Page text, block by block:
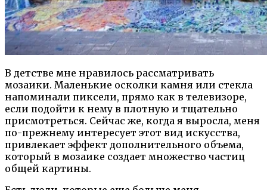
В детстве мне нравилось рассматривать
мозаики. Маленькие осколки камня или стекла
напоминали пиксели, прямо как в телевизоре,
если подойти к нему в плотную и тщательно
присмотреться. Сейчас же, когда я выросла, меня
по-прежнему интересует этот вид искусства,
привлекает эффект дополнительного объема,
который в мозаике создает множество частиц
общей картины.